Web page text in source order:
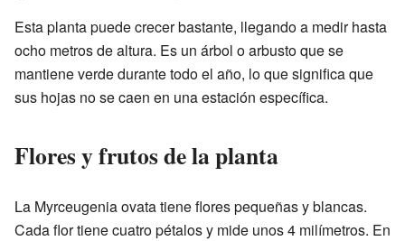
Esta planta puede crecer bastante, llegando a medir hasta
ocho metros de altura. Es un árbol o arbusto que se
mantiene verde durante todo el año, lo que significa que
sus hojas no se caen en una estación específica.
Flores y frutos de la planta
La Myrceugenia ovata tiene flores pequeñas y blancas.
Cada flor tiene cuatro pétalos y mide unos 4 milímetros. En